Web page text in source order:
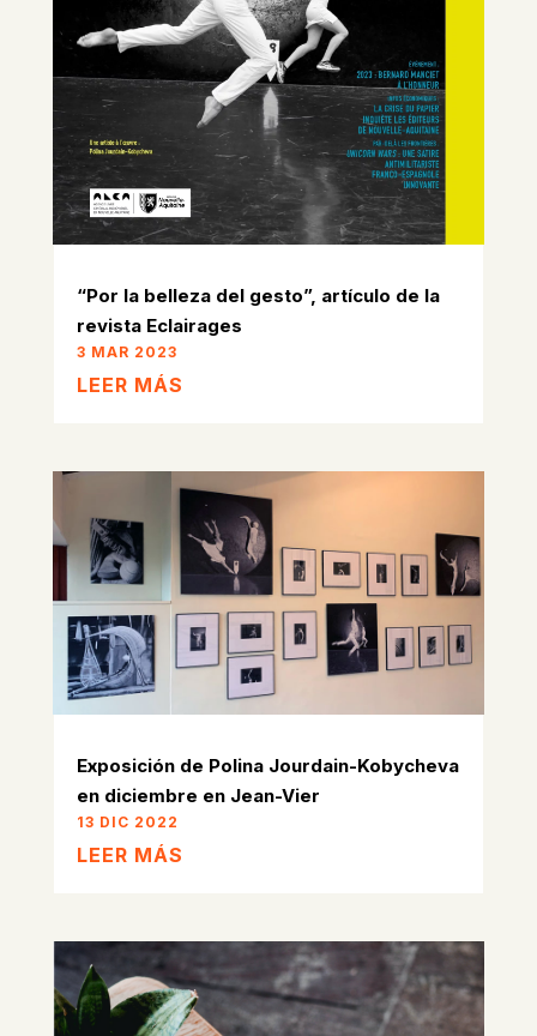
“Por la belleza del gesto”, artículo de la
revista Eclairages
3 MAR 2023
LEER MÁS
Exposición de Polina Jourdain-Kobycheva
en diciembre en Jean-Vier
13 DIC 2022
LEER MÁS